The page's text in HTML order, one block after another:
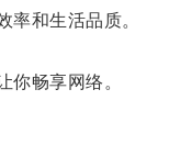
和生活品质。
畅享网络。